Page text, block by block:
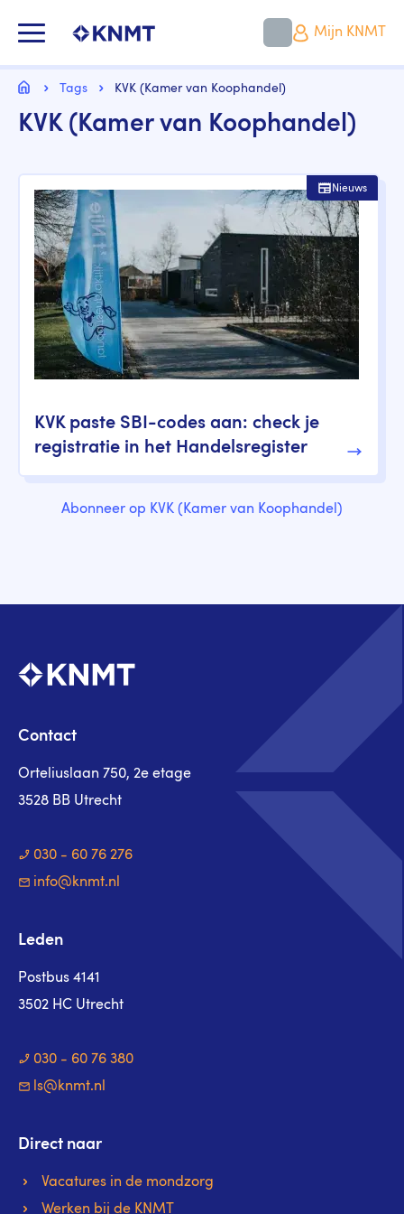
naar
gaan
Mijn KNMT
Kruimelpad
HomeTags KVK (Kamer van Koophandel)
KVK (Kamer van Koophandel)
KVK paste SBI-codes aan: check je
registratie in het Handelsregister
Nieuws
Abonneer op KVK (Kamer van Koophandel)
Contact
Orteliuslaan 750, 2e etage
3528 BB Utrecht
030 - 60 76 276
info@knmt.nl
Leden
Postbus 4141
3502 HC Utrecht
030 - 60 76 380
ls@knmt.nl
Direct naar
Vacatures in de mondzorg
Werken bij de KNMT